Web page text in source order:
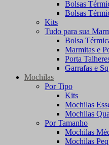
Bolsas
Bolsas
Kits
Tudo para sua
Bolsa
Marmitas e
Porta
Garrafas e
Mochilas
Por Tipo
Kits
Mochilas
Mochilas
Por Tamanho
Mochilas
Mochilas